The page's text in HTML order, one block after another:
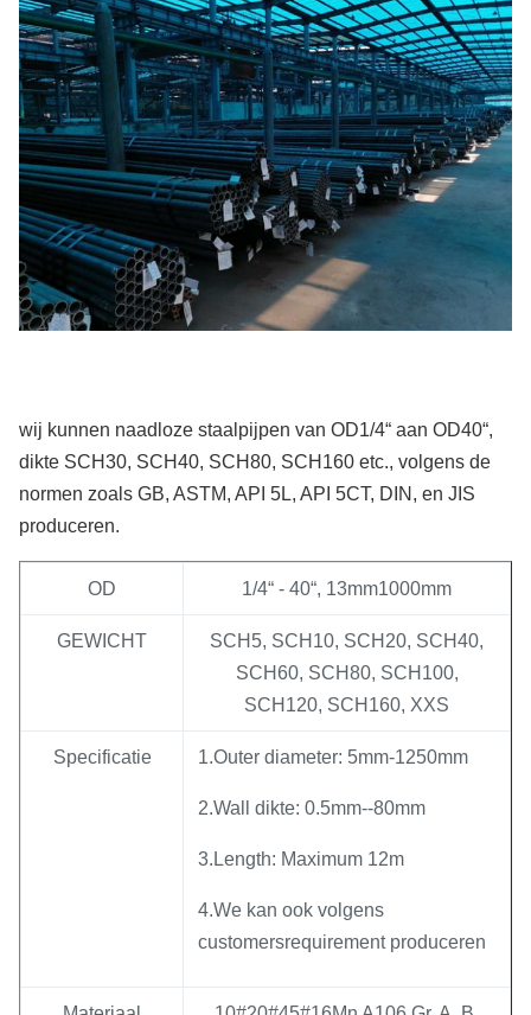
wij kunnen naadloze staalpijpen van OD1/4“ aan OD40“,
dikte SCH30, SCH40, SCH80, SCH160 etc., volgens de
normen zoals GB, ASTM, API 5L, API 5CT, DIN, en JIS
produceren.
OD 1/4“ - 40“, 13mm1000mm
GEWICHT
SCH5, SCH10, SCH20, SCH40,
SCH60, SCH80, SCH100,
SCH120, SCH160, XXS
Specificatie 1.Outer diameter: 5mm-1250mm
2.Wall dikte: 0.5mm--80mm
3.Length: Maximum 12m
4.We kan ook volgens
customersrequirement produceren